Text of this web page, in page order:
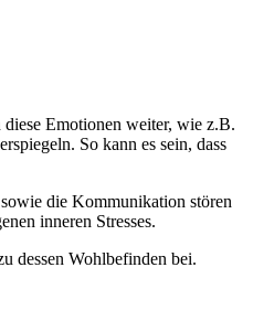
Emotionen weiter, wie z.B.
So kann es sein, dass
die Kommunikation stören
inneren Stresses.
dessen Wohlbefinden bei.